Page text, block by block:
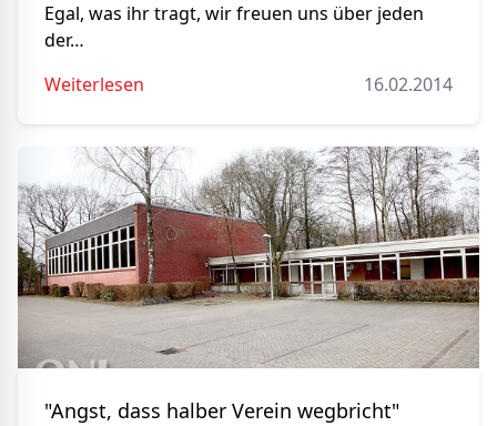
Egal, was ihr tragt, wir freuen uns über jeden
der…
Weiterlesen
16.02.2014
"Angst, dass halber Verein wegbricht"